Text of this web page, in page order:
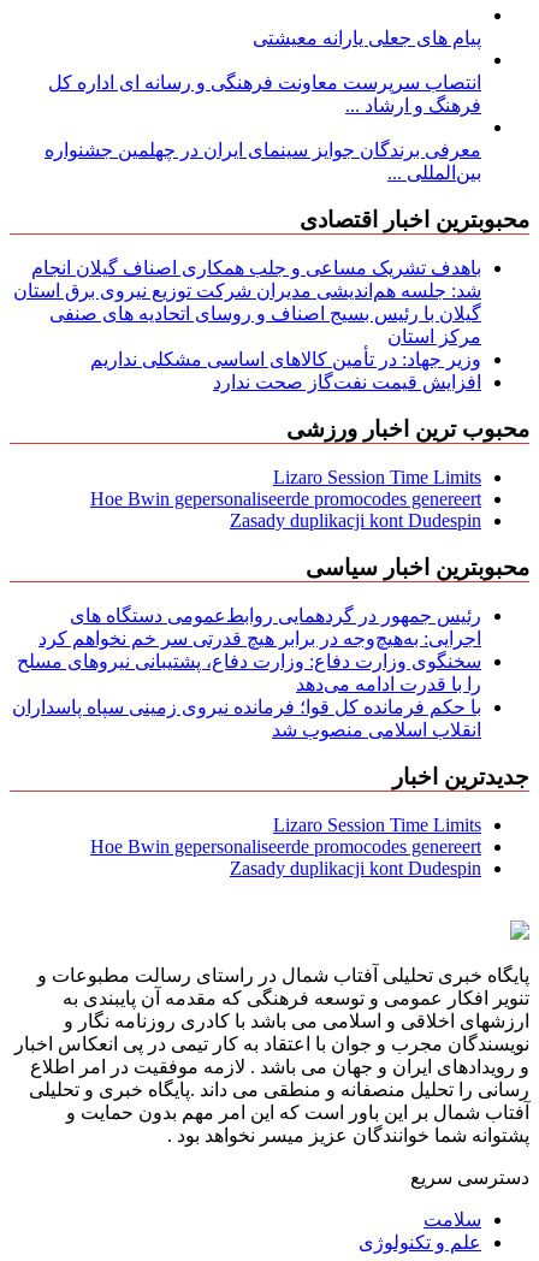
پیام های جعلی یارانه معیشتی
انتصاب سرپرست معاونت فرهنگی و رسانه ای اداره کل
فرهنگ و ارشاد ...
معرفی برندگان جوایز سینمای ایران در چهلمین جشنواره
بین‌المللی ...
محبوبترین اخبار اقتصادی
باهدف تشریک مساعی و جلب همکاری اصناف گیلان انجام
شد: جلسه هم‌اندیشی مدیران شركت توزیع نیروی برق استان
گیلان با رئیس بسیج اصناف و روسای اتحادیه های صنفی
مركز استان
وزیر جهاد: در تأمین کالاهای اساسی مشکلی نداریم
افزایش قیمت نفت‌گاز صحت ندارد
محبوب ترین اخبار ورزشی
Lizaro Session Time Limits
Hoe Bwin gepersonaliseerde promocodes genereert
Zasady duplikacji kont Dudespin
محبوبترین اخبار سیاسی
رئیس جمهور در گردهمایی روابط‌عمومی دستگاه های
اجرایی: به‌هیچ‌وجه در برابر هیچ قدرتی سر خم نخواهم کرد
سخنگوی وزارت دفاع: وزارت دفاع، پشتیبانی نیرو‌های مسلح
را با قدرت ادامه می‌دهد
با حکم فرمانده کل قوا؛ فرمانده نیروی زمینی سپاه پاسداران
انقلاب اسلامی منصوب شد
جدیدترین اخبار
Lizaro Session Time Limits
Hoe Bwin gepersonaliseerde promocodes genereert
Zasady duplikacji kont Dudespin
پایگاه خبری تحلیلی آفتاب شمال در راستای رسالت مطبوعات و
تنویر افکار عمومی و توسعه فرهنگی که مقدمه آن پایبندی به
ارزشهای اخلاقی و اسلامی می باشد با کادری روزنامه نگار و
نویسندگان مجرب و جوان با اعتقاد به کار تیمی در پی انعکاس اخبار
و رویدادهای ایران و جهان می باشد . لازمه موفقیت در امر اطلاع
رسانی را تحلیل منصفانه و منطقی می داند .پایگاه خبری و تحلیلی
آفتاب شمال بر این باور است که این امر مهم بدون حمایت و
پشتوانه شما خوانندگان عزیز میسر نخواهد بود .
دسترسی سریع
سلامت
علم و تکنولوژی